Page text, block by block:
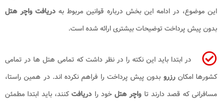
این موضوع، در ادامه این بخش درباره قوانین مربوط به دریافت واچر هتل
بدون پیش پرداخت توضیحات بیشتری ارائه شده است.
در ابتدا باید این نکته را در نظر داشت که تمامی هتل ها در تمامی
کشورها امکانرزرو بدون پیش پرداخت را فراهم نکرده اند. در همین راستا،
مسافرانی که قصد دارند تا واچر هتلخود را دریافتکنند، باید ابتدا مطمئن